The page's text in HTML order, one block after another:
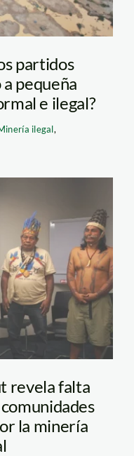
partidos
pequeña
e ilegal?
ilegal,
revela falta
la minería